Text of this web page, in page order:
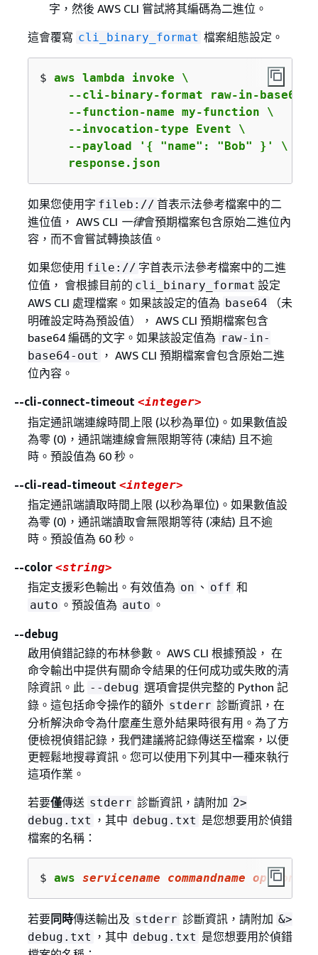
字，然後 AWS CLI 嘗試將其編碼為二進位。
這會覆寫 cli_binary_format 檔案組態設定。
$ aws lambda invoke \
--cli-binary-format raw-in-base64-
    --function-name my-function \
    --invocation-type Event \
    --payload '
{ "name": "Bob" }' \
    response.json
如果您使用字 fileb:// 首表示法參考檔案中的二
進位值， AWS CLI 一律會預期檔案包含原始二進位內
容，而不會嘗試轉換該值。
如果您使用 file:// 字首表示法參考檔案中的二進
位值， 會根據目前的 cli_binary_format 設定
AWS CLI 處理檔案。如果該設定的值為 base64
（未
明確設定時為預設值）， AWS CLI 預期檔案包含
base64 編碼的文字。如果該設定值為 raw-in-
base64-out ， AWS CLI 預期檔案會包含原始二進
位內容。
--cli-connect-timeout <integer>
指定通訊端連線時間上限 (以秒為單位)。如果數值設
為零 (0)，通訊端連線會無限期等待 (凍結) 且不逾
時。預設值為 60 秒。
--cli-read-timeout <integer>
指定通訊端讀取時間上限 (以秒為單位)。如果數值設
為零 (0)，通訊端讀取會無限期等待 (凍結) 且不逾
時。預設值為 60 秒。
--color <string>
指定支援彩色輸出。有效值為 on 、 off 和
auto 。預設值為 auto 。
--debug
啟用偵錯記錄的布林參數。 AWS CLI 根據預設， 在
命令輸出中提供有關命令結果的任何成功或失敗的清
除資訊。此 --debug 選項會提供完整的 Python 記
錄。這包括命令操作的額外 stderr 診斷資訊，在
分析解決命令為什麼產生意外結果時很有用。為了方
便檢視偵錯記錄，我們建議將記錄傳送至檔案，以便
更輕鬆地搜尋資訊。您可以使用下列其中一種來執行
這項作業。
若要僅傳送 stderr 診斷資訊，請附加 2>
debug.txt ，其中 debug.txt 是您想要用於偵錯
檔案的名稱：
$ aws servicename commandname options
若要同時傳送輸出及 stderr 診斷資訊，請附加 &>
debug.txt ，其中 debug.txt 是您想要用於偵錯